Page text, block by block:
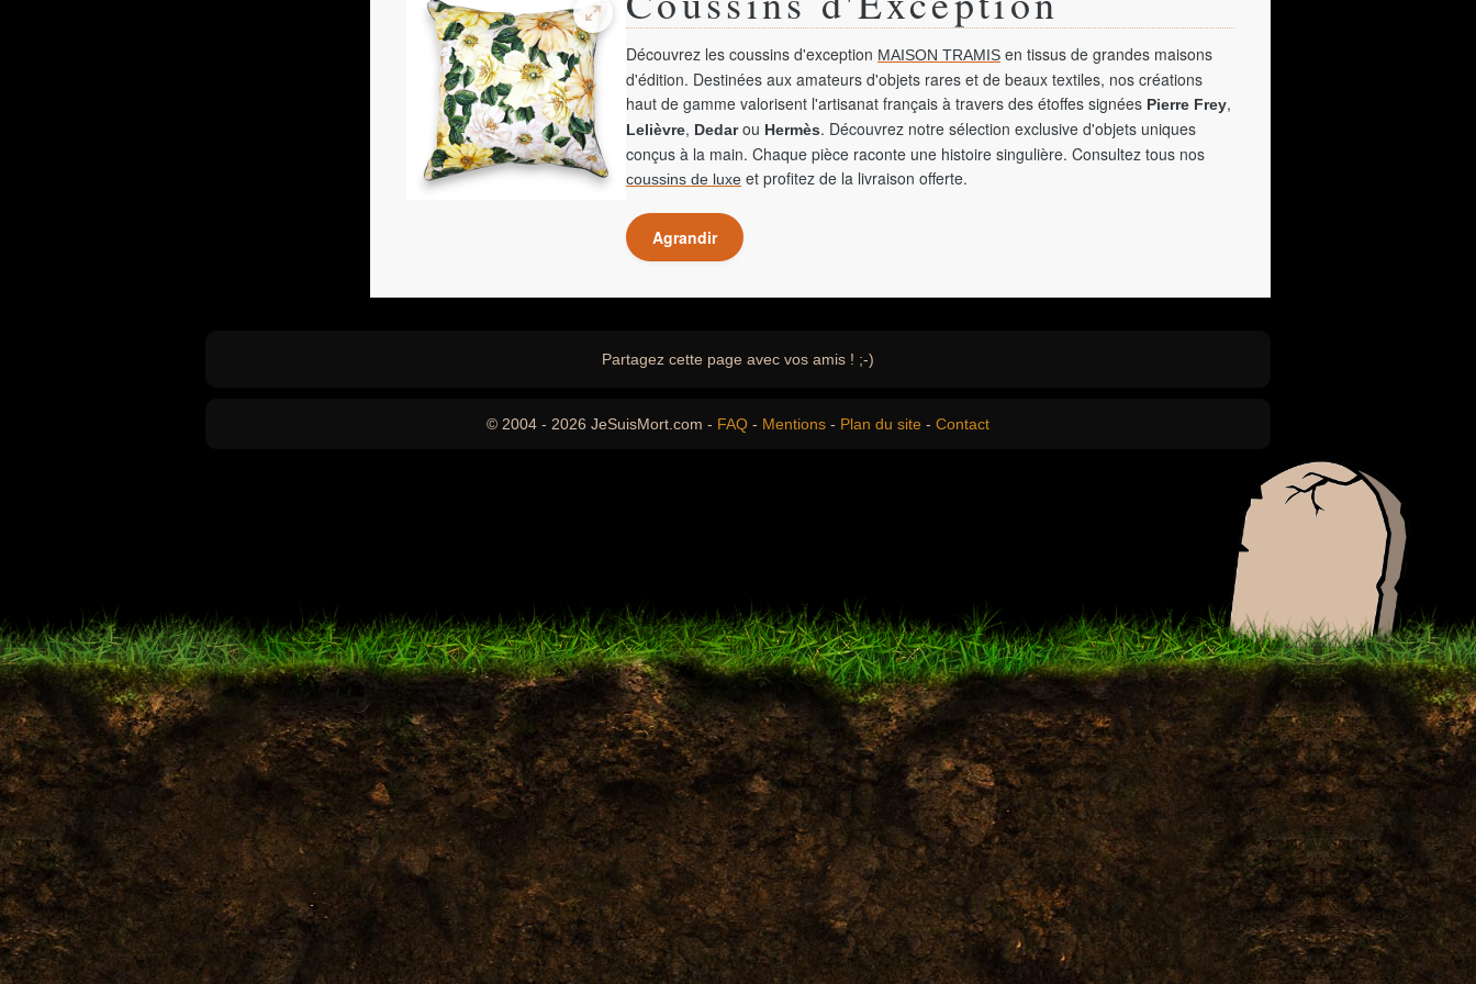
Découvrez les coussins d'exception MAISON TRAMIS en tissus de grandes maisons
d'édition. Destinées aux amateurs d'objets rares et de beaux textiles, nos créations
haut de gamme valorisent l'artisanat français à travers des étoffes signées Pierre Frey,
Lelièvre, Dedarou Hermès. Découvrez notre sélection exclusive d'objets uniques
conçus à la main. Chaque pièce raconte une histoire singulière. Consultez tous nos
coussins de luxe et profitez de la livraison offerte.
Agrandir
Partagez cette page avec vos amis ! ;-)
© 2004 - 2026 JeSuisMort.com - FAQ - Mentions - Plan du site - Contact